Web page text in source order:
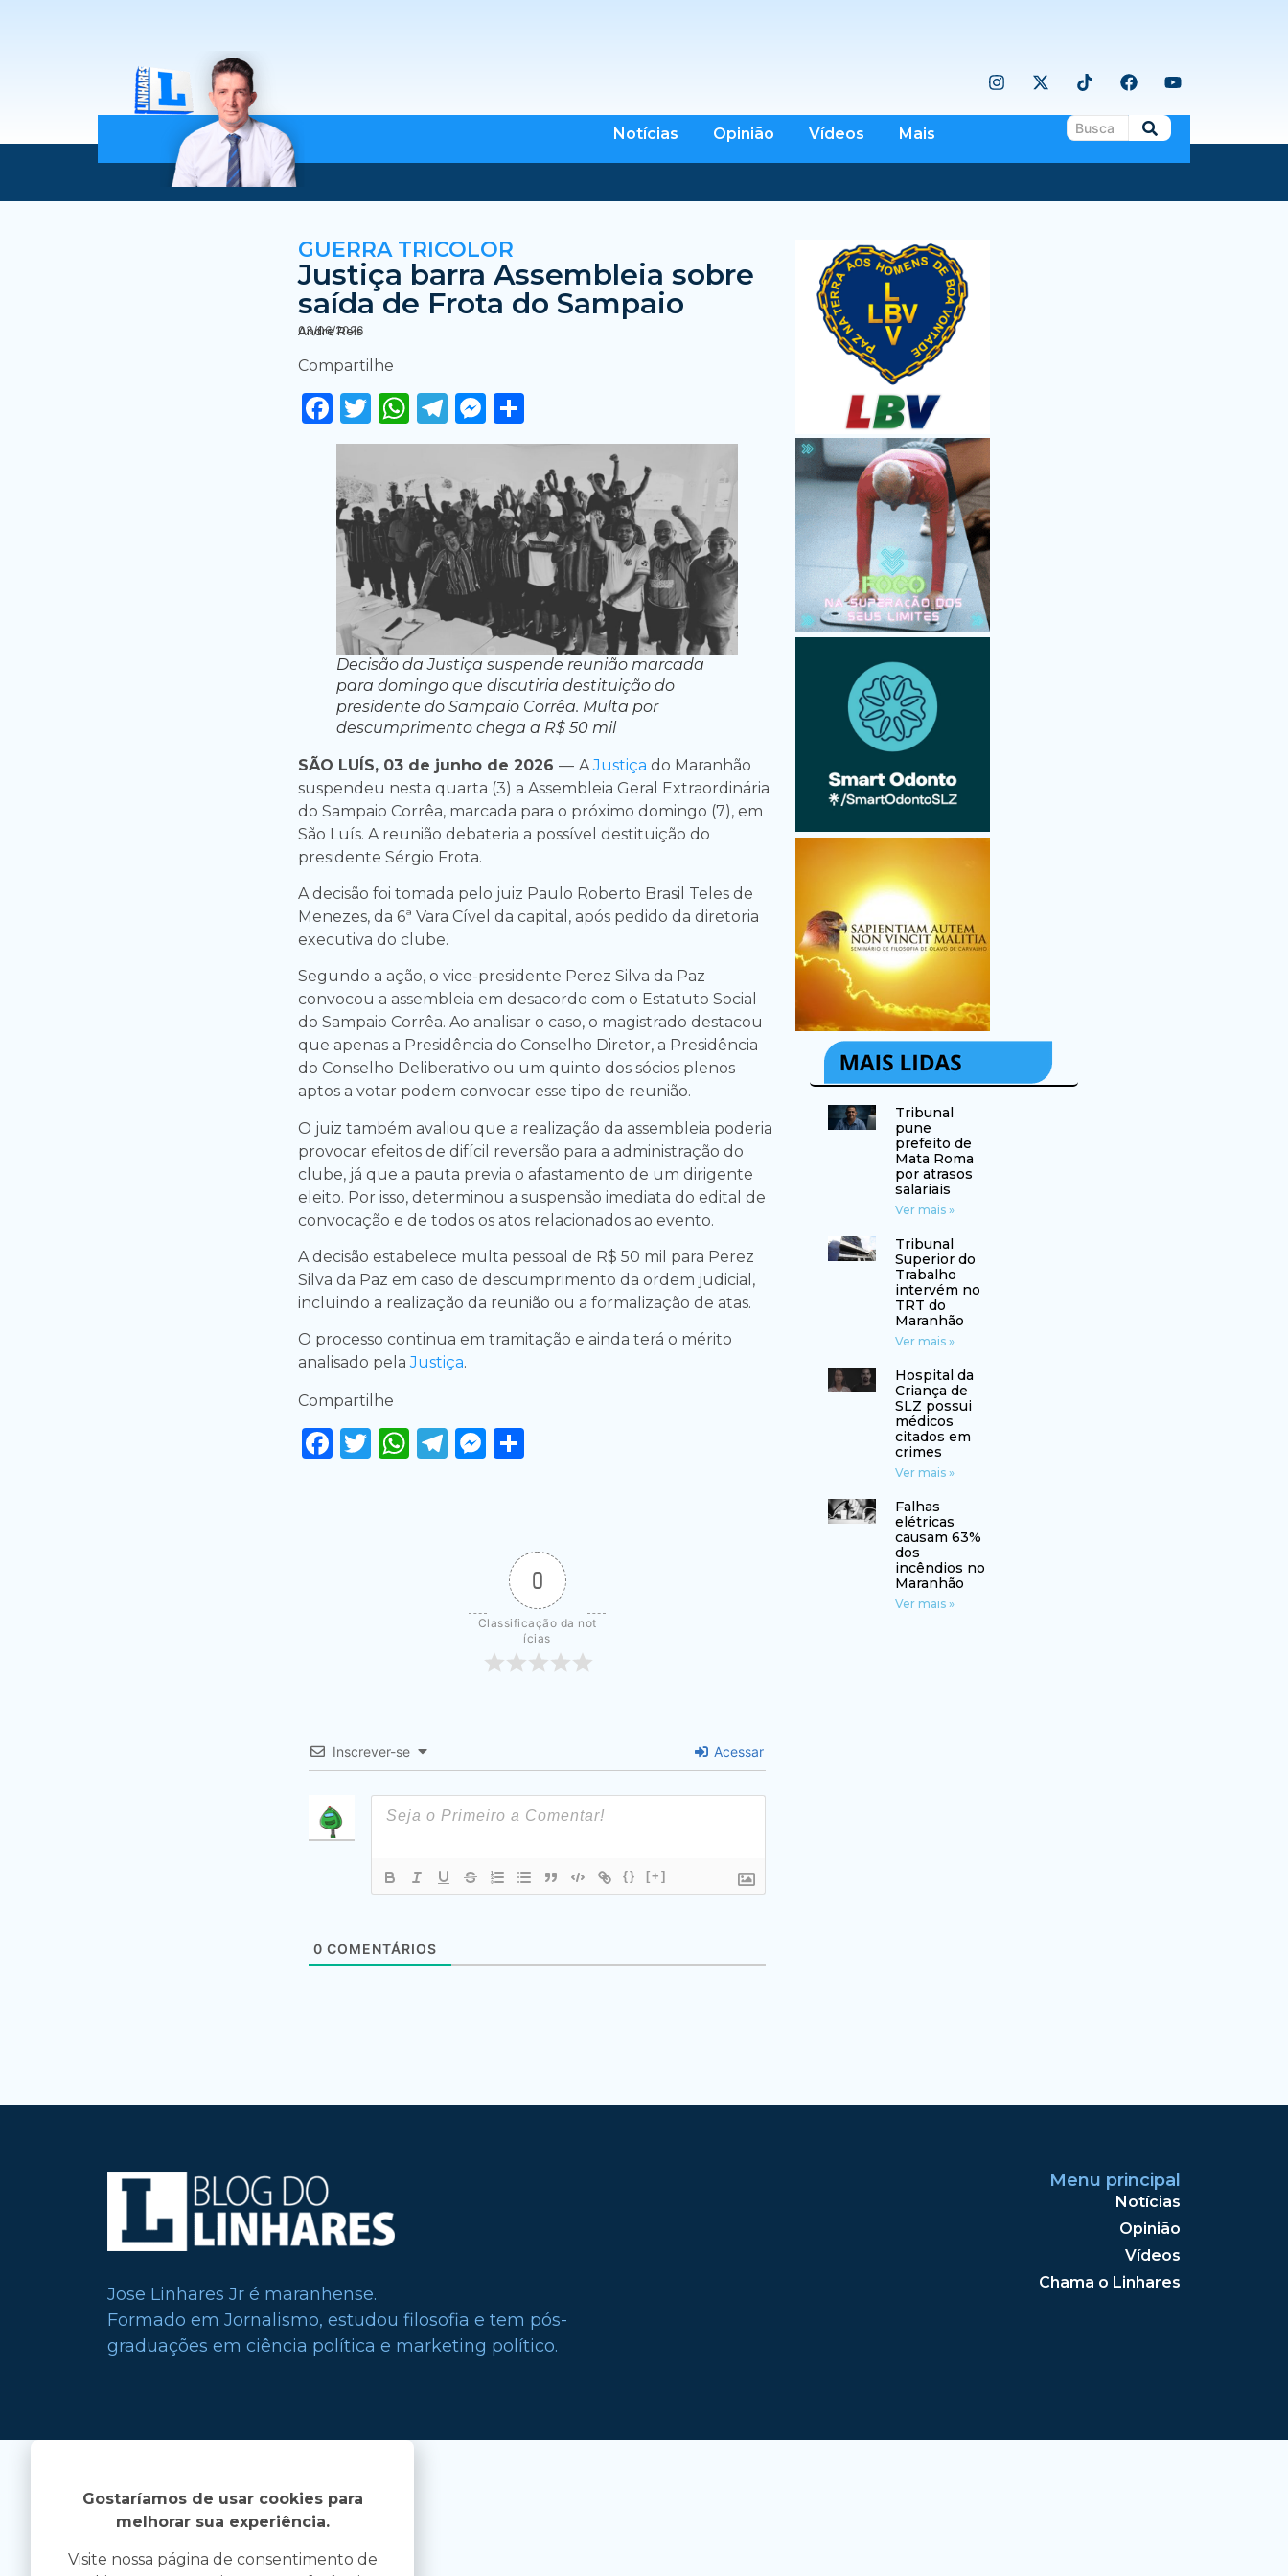
Notícias Opinião Vídeos Mais
GUERRA TRICOLOR
Justiça barra Assembleia sobre
saída de Frota do Sampaio
Andre Reis
03/06/2026
Compartilhe
Facebook
Twitter
WhatsApp
Telegram
Messenger
Decisão da Justiça suspende reunião marcada
para domingo que discutiria destituição do
presidente do Sampaio Corrêa. Multa por
descumprimento chega a R$ 50 mil
SÃO LUÍS, 03 de junho de 2026 — AJustiça do Maranhão
suspendeu nesta quarta (3) a Assembleia Geral Extraordinária
do Sampaio Corrêa, marcada para o próximo domingo (7), em
São Luís. A reunião debateria a possível destituição do
presidente Sérgio Frota.
A decisão foi tomada pelo juiz Paulo Roberto Brasil Teles de
Menezes, da 6ª Vara Cível da capital, após pedido da diretoria
executiva do clube.
Segundo a ação, o vice-presidente Perez Silva da Paz
convocou a assembleia em desacordo com o Estatuto Social
do Sampaio Corrêa. Ao analisar o caso, o magistrado destacou
que apenas a Presidência do Conselho Diretor, a Presidência
do Conselho Deliberativo ou um quinto dos sócios plenos
aptos a votar podem convocar esse tipo de reunião.
O juiz também avaliou que a realização da assembleia poderia
provocar efeitos de difícil reversão para a administração do
clube, já que a pauta previa o afastamento de um dirigente
eleito. Por isso, determinou a suspensão imediata do edital de
convocação e de todos os atos relacionados ao evento.
A decisão estabelece multa pessoal de R$ 50 mil para Perez
Silva da Paz em caso de descumprimento da ordem judicial,
incluindo a realização da reunião ou a formalização de atas.
O processo continua em tramitação e ainda terá o mérito
analisado pelaJustiça.
Compartilhe
Facebook
Twitter
WhatsApp
Telegram
Messenger
0
Classificação da not
ícias
Inscrever-se Acessar
{} [+]
0 COMENTÁRIOS
Tribunal
pune
prefeito de
Mata Roma
por atrasos
salariais
Ver mais »
Tribunal
Superior do
Trabalho
intervém no
TRT do
Maranhão
Ver mais »
Hospital da
Criança de
SLZ possui
médicos
citados em
crimes
Ver mais »
Falhas
elétricas
causam 63%
dos
incêndios no
Maranhão
Ver mais »
Jose Linhares Jr é maranhense.
Formado em Jornalismo, estudou filosofia e tem pós-
graduações em ciência política e marketing político.
Menu principal
Notícias
Opinião
Vídeos
Chama o Linhares
Gostaríamos de usar cookies para
melhorar sua experiência.
Visite nossa página de consentimento de